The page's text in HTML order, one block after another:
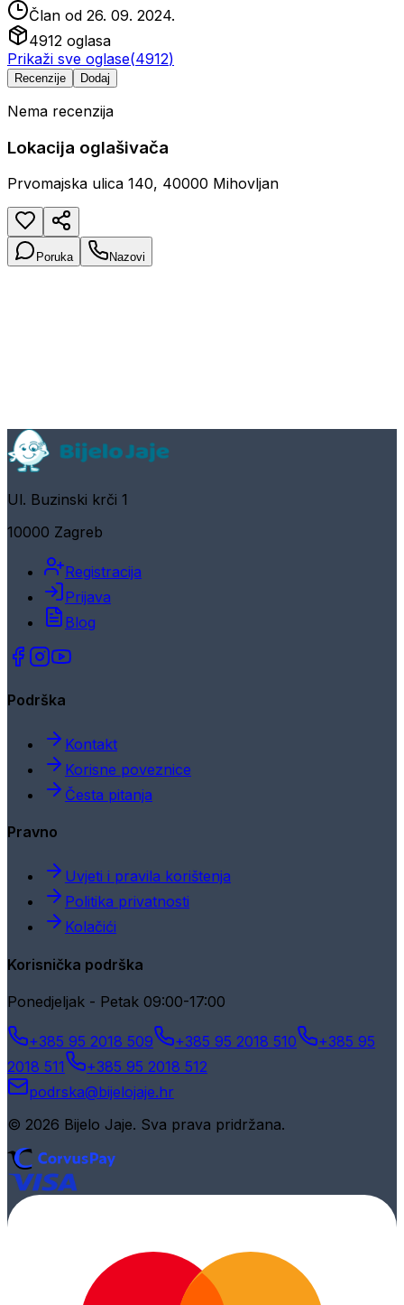
Član od 26. 09. 2024.
4912 oglasa
Prikaži sve oglase(4912)
Recenzije Dodaj
Nema recenzija
Lokacija oglašivača
Prvomajska ulica 140, 40000 Mihovljan
Poruka Nazovi
Ul. Buzinski krči 1
10000 Zagreb
Registracija
Prijava
Blog
Podrška
Kontakt
Korisne poveznice
Česta pitanja
Pravno
Uvjeti i pravila korištenja
Politika privatnosti
Kolačići
Korisnička podrška
Ponedjeljak - Petak 09:00-17:00
+385 95 2018 509 +385 95 2018 510
+385 95
2018 511
+385 95 2018 512
podrska@bijelojaje.hr
© 2026 Bijelo Jaje. Sva prava pridržana.